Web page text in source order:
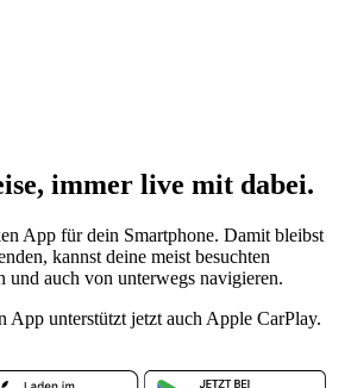
immer live mit dabei.
App für dein Smartphone. Damit bleibst
kannst deine meist besuchten
und auch von unterwegs navigieren.
App unterstützt jetzt auch Apple CarPlay.